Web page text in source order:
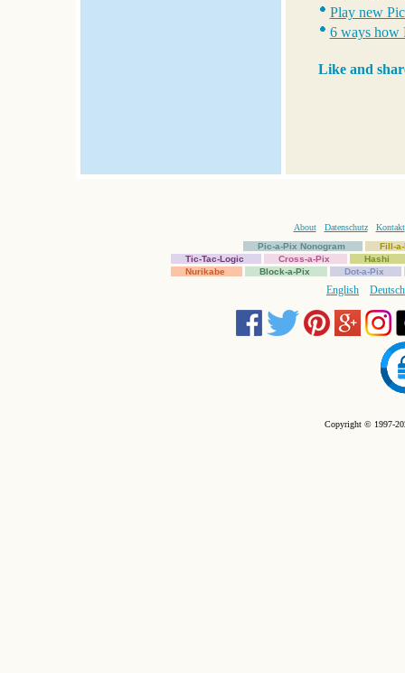
Play new
6 ways how
Like and
About Datenschutz
Kontakt
Pic-a-Pix Nonogram
Fill-
Tic-Tac-Logic
Cross-a-Pix
Hashi
Nurikabe
Block-a-Pix Dot-a-Pix
English Deutsch
Copyright © 1997-